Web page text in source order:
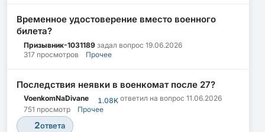
Временное удостоверение вместо военного
билета?
Призывник-1031189 задал вопрос 19.06.2026
317 просмотров
Прочее
Последствия неявки в военкомат после 27?
VoenkomNaDivane 1.08Kответил на вопрос 11.06.2026
751 просмотр
Прочее
2ответа